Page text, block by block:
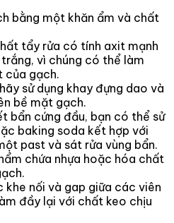
bằng một khăn ẩm và chất
tẩy rửa có tính axit mạnh
vì chúng có thể làm
của gạch.
sử dụng khay đựng dao và
bề mặt gạch.
bẩn cứng đầu, bạn có thể sử
baking soda kết hợp với
past và sát rửa vùng bẩn.
chứa nhựa hoặc hóa chất
nối và gap giữa các viên
đầy lại với chất keo chịu